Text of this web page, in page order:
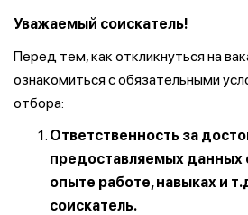
Уважаемый соискатель!
Перед тем, как откликнуться на
ознакомиться с обязательными
отбора:
Ответственность за
предоставляемых данных
опыте работе, навыках и
соискатель.